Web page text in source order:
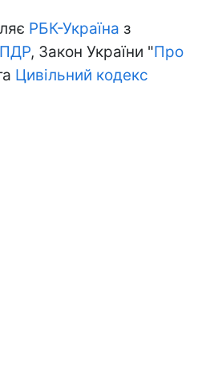
РБК-Україна з
ПДР, Закон України "Про
Цивільний кодекс